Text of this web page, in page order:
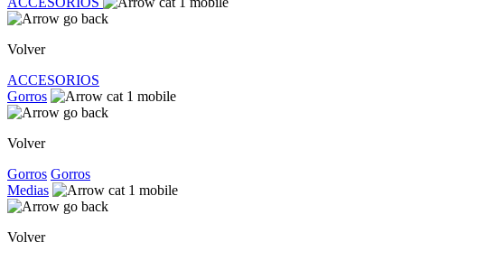
Volver
ACCESORIOS
Gorros
Volver
Gorros Gorros
Medias
Volver